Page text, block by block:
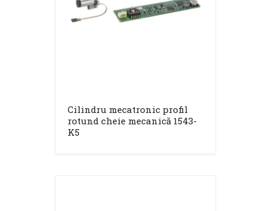
Cilindru mecatronic profil
rotund cheie mecanică 1543-
K5